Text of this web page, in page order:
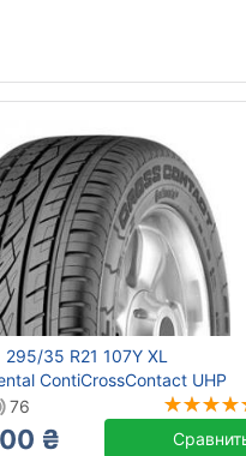
295/35 R21 107Y XL
ContiCrossContact UHP
76
₴